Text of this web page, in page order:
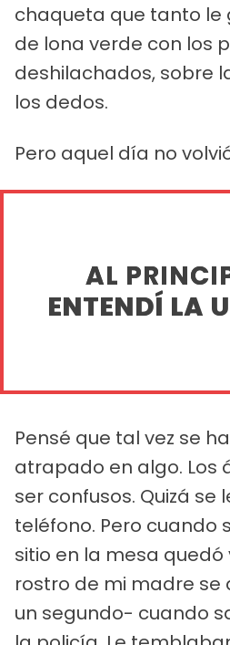
chaqueta que tanto le
de lona verde con los
deshilachados, sobre
los dedos.
Pero aquel día no
AL
ENTENDÍ LA
Pensé que tal vez se
atrapado en algo. Los
ser confusos. Quizá se
teléfono. Pero cuando
sitio en la mesa
rostro de mi madre se
un segundo- cuando